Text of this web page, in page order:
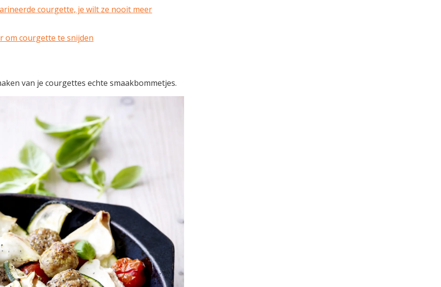
courgette, je wilt ze nooit meer
om courgette te snijden
van je courgettes echte smaakbommetjes.